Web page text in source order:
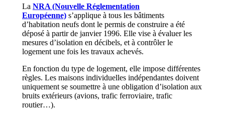
La NRA (Nouvelle Réglementation
Européenne) s’applique à tous les bâtiments
d’habitation neufs dont le permis de construire a été
déposé à partir de janvier 1996. Elle vise à évaluer les
mesures d’isolation en décibels, et à contrôler le
logement une fois les travaux achevés.
En fonction du type de logement, elle impose différentes
règles. Les maisons individuelles indépendantes doivent
uniquement se soumettre à une obligation d’isolation aux
bruits extérieurs (avions, trafic ferroviaire, trafic
routier…).